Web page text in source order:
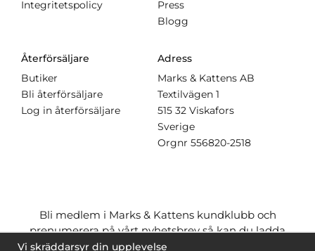
Integritetspolicy
Press
Blogg
Återförsäljare
Butiker
Bli återförsäljare
Log in återförsäljare
Adress
Marks & Kattens AB
Textilvägen 1
515 32 Viskafors
Sverige
Orgnr 556820-2518
Bli medlem i Marks & Kattens kundklubb och
prenumerera på vårt nyhetsbrev så kan du ladda
ner många mönstergratisoch få många
Vi skräddarsyr din upplevelse